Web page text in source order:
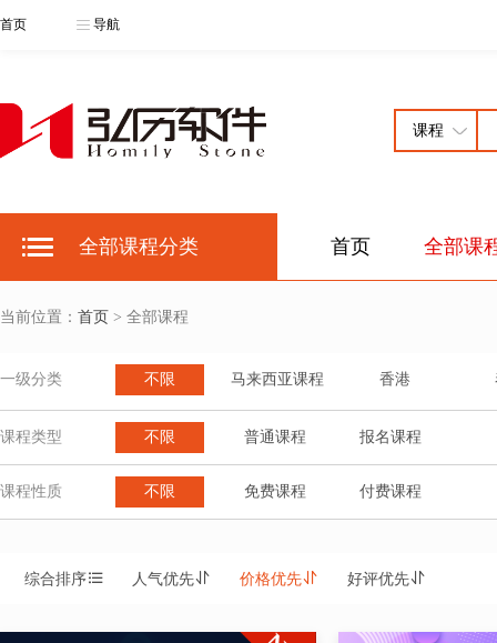
首页 导航
全部课程分类 首页 全部课
当前位置： 首页 > 全部课程
一级分类 不限 马来西亚课程 香港
课程类型 不限 普通课程 报名课程
课程性质 不限 免费课程 付费课程
综合排序 人气优先 价格优先 好评优先